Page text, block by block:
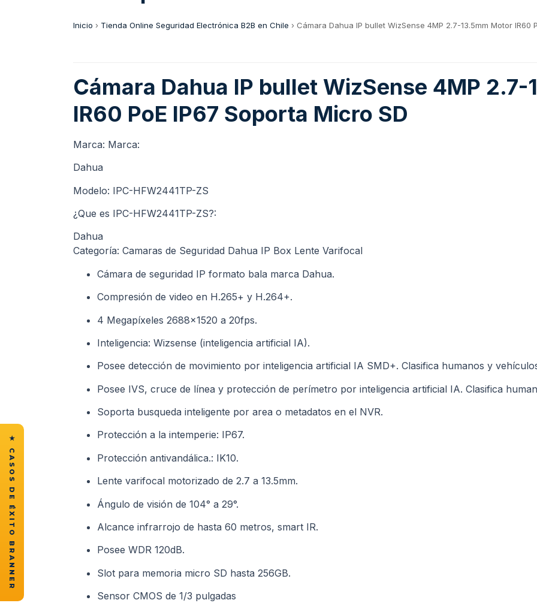
Inicio › Tienda Online Seguridad Electrónica B2B en Chile › Cámara Dahua IP bullet WizSense 4MP 2.7-13.5mm Motor IR60
Cámara Dahua IP bullet WizSense 4MP
IR60 PoE IP67 Soporta Micro SD
Marca: Marca:
Dahua
Modelo: IPC-HFW2441TP-ZS
¿Que es IPC-HFW2441TP-ZS?:
Dahua
Categoría: Camaras de Seguridad Dahua IP Box Lente Varifocal
Cámara de seguridad IP formato bala marca Dahua.
Compresión de video en H.265+ y H.264+.
4 Megapíxeles 2688×1520 a 20fps.
Inteligencia: Wizsense (inteligencia artificial IA).
Posee detección de movimiento por inteligencia artificial IA SMD+. Clasifica humanos y
Posee IVS, cruce de línea y protección de perímetro por inteligencia artificial IA. Clasifica
Soporta busqueda inteligente por area o metadatos en el NVR.
Protección a la intemperie: IP67.
Protección antivandálica.: IK10.
Lente varifocal motorizado de 2.7 a 13.5mm.
Ángulo de visión de 104° a 29°.
Alcance infrarrojo de hasta 60 metros, smart IR.
Posee WDR 120dB.
Slot para memoria micro SD hasta 256GB.
Sensor CMOS de 1/3 pulgadas
★ CASOS DE ÉXITO BRANNER